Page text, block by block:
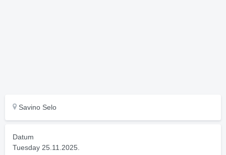
Savino Selo
Datum
Tuesday 25.11.2025.